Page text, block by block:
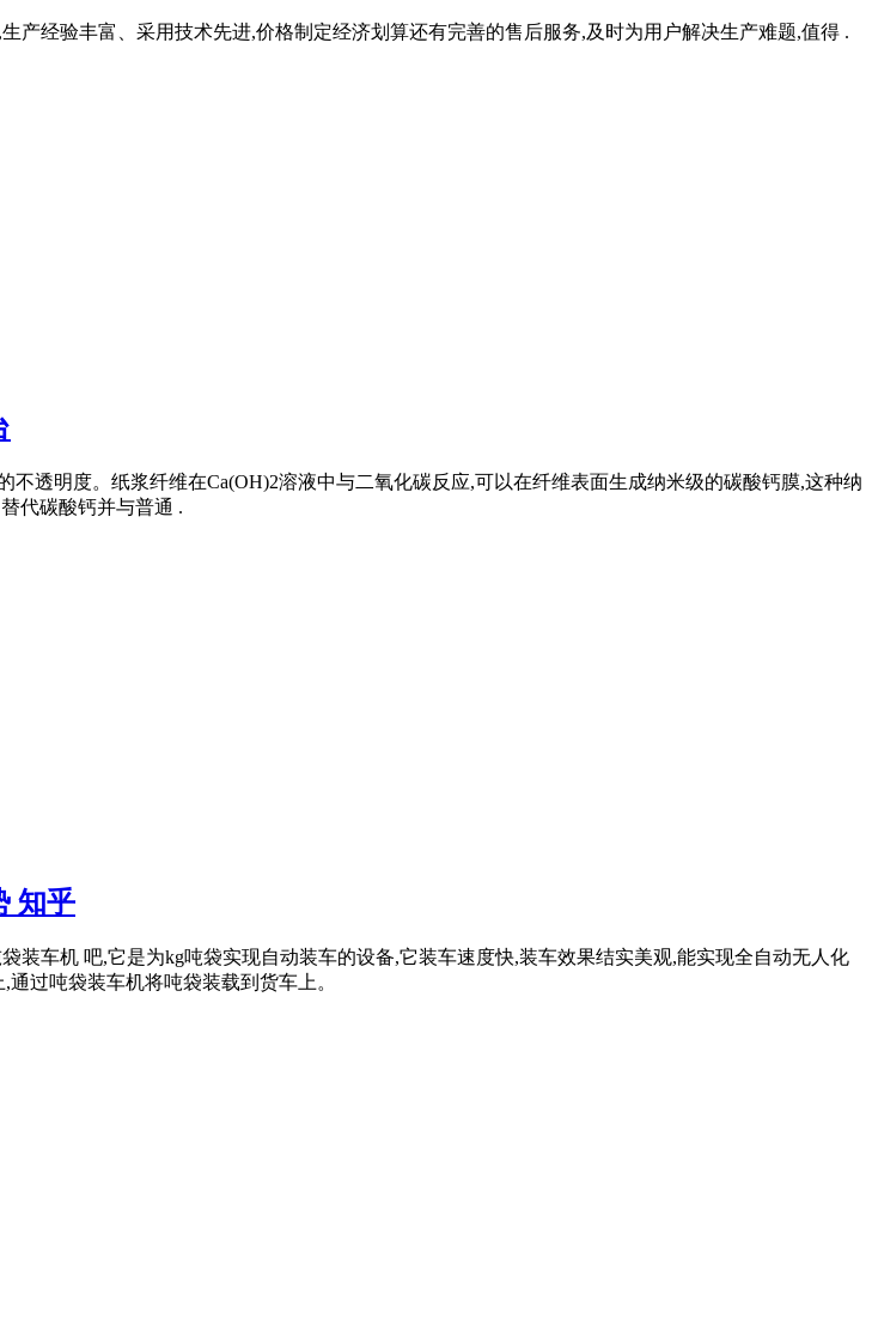
产经验丰富、采用技术先进,价格制定经济划算还有完善的售后服务,及时为用户解决生产难题,值得 .
透明度。纸浆纤维在Ca(OH)2溶液中与二氧化碳反应,可以在纤维表面生成纳米级的碳酸钙膜,这种纳
代碳酸钙并与普通 .
知乎
装车机 吧,它是为kg吨袋实现自动装车的设备,它装车速度快,装车效果结实美观,能实现全自动无人化
过吨袋装车机将吨袋装载到货车上。